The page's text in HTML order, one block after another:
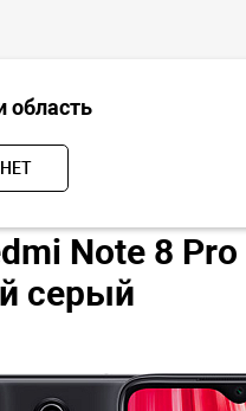
область
НЕТ
Redmi Note 8 Смартфон
Note 8
серый